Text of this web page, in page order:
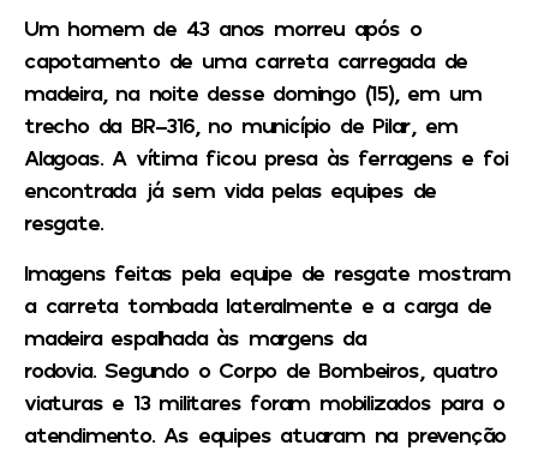
Um homem de 43 anos morreu após o
capotamento de uma carreta carregada de
madeira, na noite desse domingo (15), em um
trecho da BR-316, no município de Pilar, em
Alagoas. A vítima ficou presa às ferragens e foi
encontrada já sem vida pelas equipes de
resgate.
Imagens feitas pela equipe de resgate mostram
a carreta tombada lateralmente e a carga de
madeira espalhada às margens da
rodovia. Segundo o Corpo de Bombeiros, quatro
viaturas e 13 militares foram mobilizados para o
atendimento. As equipes atuaram na prevenção